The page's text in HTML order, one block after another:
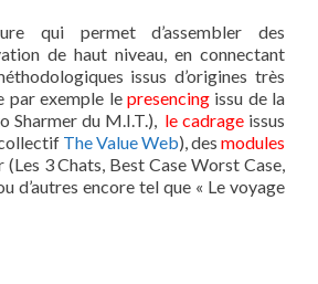
qui permet d’assembler des
de haut niveau, en connectant
issus d’origines très
par exemple le presencingissu de la
Sharmer du M.I.T.), le cadrage issus
The Value Web), des modules
3 Chats, Best Case Worst Case,
d’autres encore tel que « Le voyage